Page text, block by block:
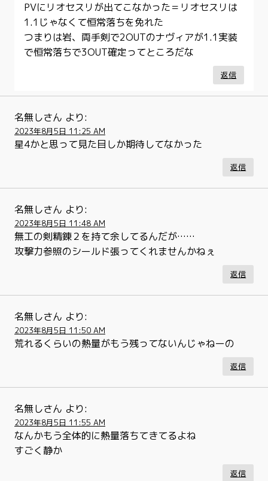
PVにリオセスリが出てこなかった＝リオセスリは
1.1じゃなくて恒常落ちを免れた
つまりは岩、両手剣で2OUTのナヴィアが1.1実装
で恒常落ちで3OUT確定ってところだな
返信
名無しさん より:
2023年8月5日 11:25 AM
星4かと思って見た目しか期待してなかった
返信
名無しさん より:
2023年8月5日 11:48 AM
無工の剣精錬２を持て余してるんだが……
攻撃力参照のシールド張ってくれませんかねぇ
返信
名無しさん より:
2023年8月5日 11:50 AM
荒れるくらいの熱量がもう残ってないんじゃねーの
返信
名無しさん より:
2023年8月5日 11:55 AM
なんかもう全体的に熱量落ちてきてるよね
すごく静か
返信